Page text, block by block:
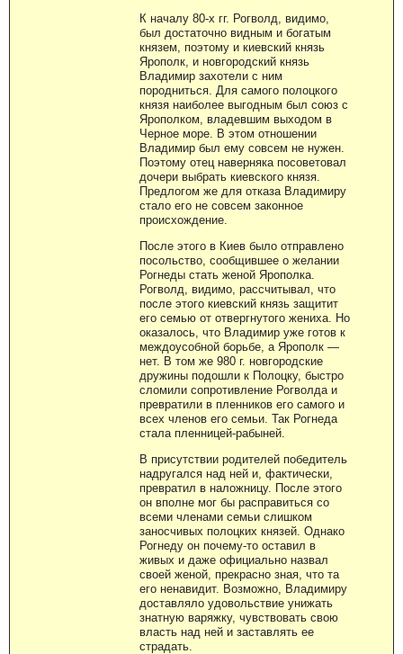
К началу 80-х гг. Рогволд, видимо,
был достаточно видным и богатым
князем, поэтому и киевский князь
Ярополк, и новгородский князь
Владимир захотели с ним
породниться. Для самого полоцкого
князя наиболее выгодным был союз с
Ярополком, владевшим выходом в
Черное море. В этом отношении
Владимир был ему совсем не нужен.
Поэтому отец наверняка посоветовал
дочери выбрать киевского князя.
Предлогом же для отказа Владимиру
стало его не совсем законное
происхождение.
После этого в Киев было отправлено
посольство, сообщившее о желании
Рогнеды стать женой Ярополка.
Рогволд, видимо, рассчитывал, что
после этого киевский князь защитит
его семью от отвергнутого жениха. Но
оказалось, что Владимир уже готов к
междоусобной борьбе, а Ярополк —
нет. В том же 980 г. новгородские
дружины подошли к Полоцку, быстро
сломили сопротивление Рогволда и
превратили в пленников его самого и
всех членов его семьи. Так Рогнеда
стала пленницей-рабыней.
В присутствии родителей победитель
надругался над ней и, фактически,
превратил в наложницу. После этого
он вполне мог бы расправиться со
всеми членами семьи слишком
заносчивых полоцких князей. Однако
Рогнеду он почему-то оставил в
живых и даже официально назвал
своей женой, прекрасно зная, что та
его ненавидит. Возможно, Владимиру
доставляло удовольствие унижать
знатную варяжку, чувствовать свою
власть над ней и заставлять ее
страдать.